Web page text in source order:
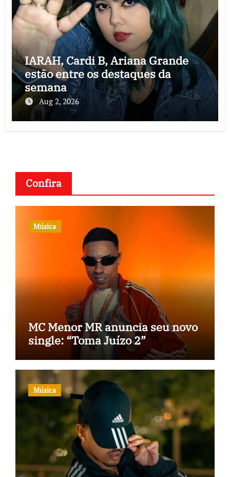
IARAH, Cardi B, Ariana Grande
estão entre os destaques da
semana
Aug 2, 2026
Confira
Música
MC Menor MR anuncia seu novo
single: “Toma Juízo 2”
Música